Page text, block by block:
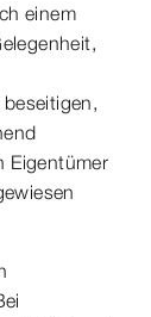
einem
Eigentümer